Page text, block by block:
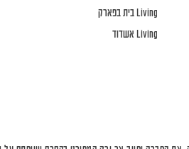
Living בית בפארק
Living אשדוד